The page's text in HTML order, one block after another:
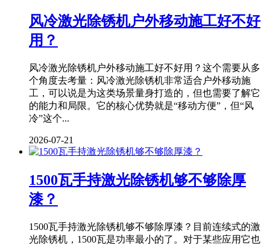
风冷激光除锈机户外移动施工好不好
用？
风冷激光除锈机户外移动施工好不好用？这个需要从多
个角度去考量：风冷激光除锈机非常适合户外移动施
工，可以说是为这类场景量身打造的，但也需要了解它
的能力和局限。它的核心优势就是“移动方便”，但“风
冷”这个...
2026-07-21
1500瓦手持激光除锈机够不够除厚
漆？
1500瓦手持激光除锈机够不够除厚漆？目前连续式的激
光除锈机，1500瓦是功率最小的了。对于某些应用它也